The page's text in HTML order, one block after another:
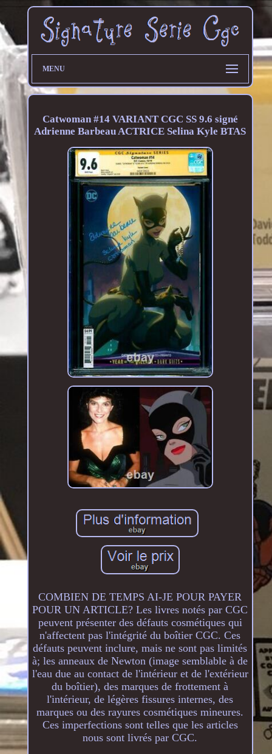
MENU
Catwoman #14 VARIANT CGC SS 9.6 signé
Adrienne Barbeau ACTRICE Selina Kyle BTAS
COMBIEN DE TEMPS AI-JE POUR PAYER
POUR UN ARTICLE? Les livres notés par CGC
peuvent présenter des défauts cosmétiques qui
n'affectent pas l'intégrité du boîtier CGC. Ces
défauts peuvent inclure, mais ne sont pas limités
à; les anneaux de Newton (image semblable à de
l'eau due au contact de l'intérieur et de l'extérieur
du boîtier), des marques de frottement à
l'intérieur, de légères fissures internes, des
marques ou des rayures cosmétiques mineures.
Ces imperfections sont telles que les articles
nous sont livrés par CGC.